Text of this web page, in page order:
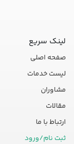
لینک سریع
صفحه اصلی
لیست خدمات
مشاوران
مقالات
ارتباط با ما
ثبت نام/ورود